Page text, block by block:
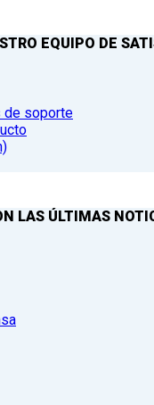
EQUIPO DE
de soporte
LAS ÚLTIMAS